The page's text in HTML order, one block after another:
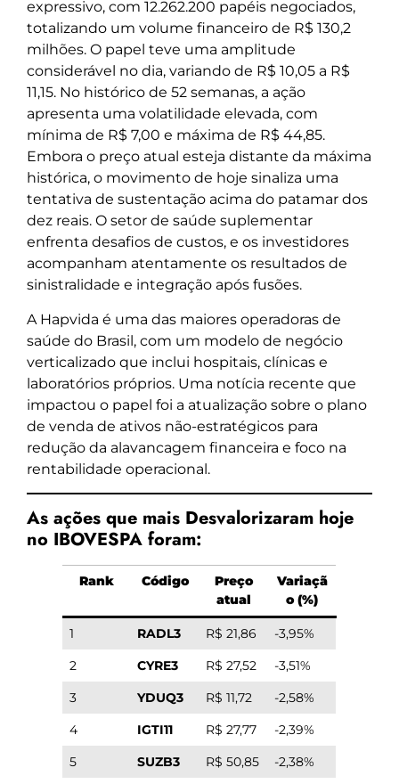
expressivo, com 12.262.200 papéis negociados,
totalizando um volume financeiro de R$ 130,2
milhões. O papel teve uma amplitude
considerável no dia, variando de R$ 10,05 a R$
11,15. No histórico de 52 semanas, a ação
apresenta uma volatilidade elevada, com
mínima de R$ 7,00 e máxima de R$ 44,85.
Embora o preço atual esteja distante da máxima
histórica, o movimento de hoje sinaliza uma
tentativa de sustentação acima do patamar dos
dez reais. O setor de saúde suplementar
enfrenta desafios de custos, e os investidores
acompanham atentamente os resultados de
sinistralidade e integração após fusões.
A Hapvida é uma das maiores operadoras de
saúde do Brasil, com um modelo de negócio
verticalizado que inclui hospitais, clínicas e
laboratórios próprios. Uma notícia recente que
impactou o papel foi a atualização sobre o plano
de venda de ativos não-estratégicos para
redução da alavancagem financeira e foco na
rentabilidade operacional.
As ações que mais Desvalorizaram hoje
no IBOVESPA foram:
Rank Código
Preço
atual
Variaçã
o (%)
1 RADL3 R$ 21,86
-3,95%
2
CYRE3 R$ 27,52
-3,51%
3
YDUQ3 R$ 11,72
-2,58%
4
IGTI11 R$ 27,77
-2,39%
5
SUZB3 R$ 50,85
-2,38%